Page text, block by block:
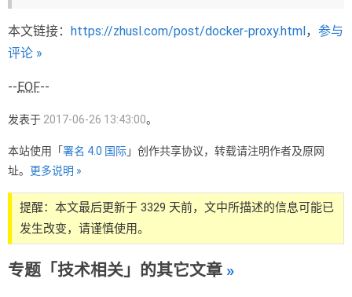
本文链接： https://zhusl.com/post/docker-proxy.html， 参与
评论 »
--EOF--
发表于 2017-06-26 13:43:00。
本站使用「署名 4.0 国际」创作共享协议，转载请注明作者及原网
址。 更多说明 »
提醒：本文最后更新于 3329 天前，文中所描述的信息可能已
发生改变，请谨慎使用。
专题「技术相关」的其它文章 »